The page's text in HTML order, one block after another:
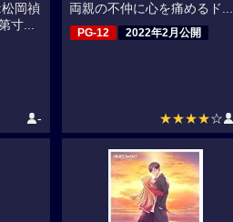
岡禎
寸...
-
両親の不仲に心を痛めるド...
PG-12 2022年2月公開
★★★★☆